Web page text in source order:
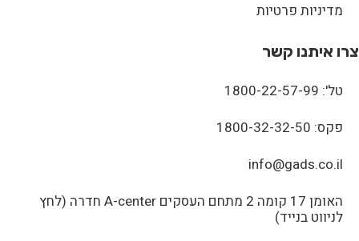
מדיניות פרטיות
צרו איתנו קשר
טל': 1800-22-57-99
פקס: 1800-32-32-50
info@gads.co.il
האומן 17 קומה 2 מתחם העסקים A-center חדרה (לחץ
לניווט בנייד)